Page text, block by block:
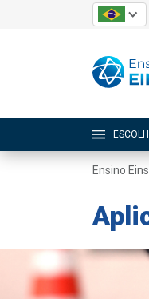
Ensino